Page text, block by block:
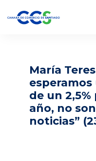
Nuestra Institución
Pilares Estratégicos
María
de un
año, no
noticias”